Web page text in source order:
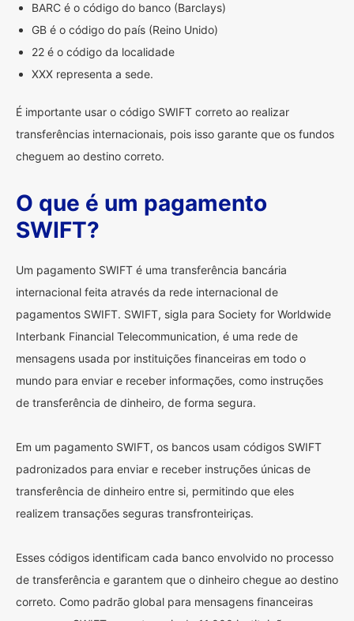
BARC é o código do banco (Barclays)
GB é o código do país (Reino Unido)
22 é o código da localidade
XXX representa a sede.
É importante usar o código SWIFT correto ao realizar
transferências internacionais, pois isso garante que os fundos
cheguem ao destino correto.
O que é um pagamento
SWIFT?
Um pagamento SWIFT é uma transferência bancária
internacional feita através da rede internacional de
pagamentos SWIFT. SWIFT, sigla para Society for Worldwide
Interbank Financial Telecommunication, é uma rede de
mensagens usada por instituições financeiras em todo o
mundo para enviar e receber informações, como instruções
de transferência de dinheiro, de forma segura.
Em um pagamento SWIFT, os bancos usam códigos SWIFT
padronizados para enviar e receber instruções únicas de
transferência de dinheiro entre si, permitindo que eles
realizem transações seguras transfronteiriças.
Esses códigos identificam cada banco envolvido no processo
de transferência e garantem que o dinheiro chegue ao destino
correto. Como padrão global para mensagens financeiras